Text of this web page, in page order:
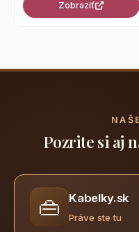
Zobraziť
Pozrite si aj
👜 Kabelky.sk
Práve ste tu